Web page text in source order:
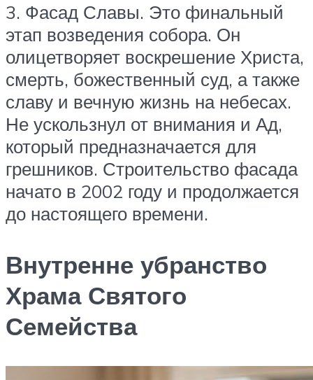
3. Фасад Славы. Это финальный
этап возведения собора. Он
олицетворяет воскрешение Христа,
смерть, божественный суд, а также
славу и вечную жизнь на небесах.
Не ускользнул от внимания и Ад,
который предназначается для
грешников. Строительство фасада
начато в 2002 году и продолжается
до настоящего времени.
Внутренне убранство
Храма Святого
Семейства